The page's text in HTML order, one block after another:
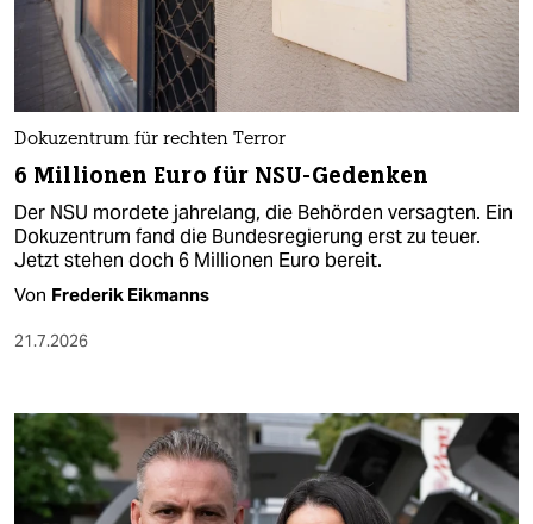
Dokuzentrum für rechten Terror
6 Millionen Euro für NSU-Gedenken
Der NSU mordete jahrelang, die Behörden versagten. Ein
Dokuzentrum fand die Bundesregierung erst zu teuer.
Jetzt stehen doch 6 Millionen Euro bereit.
Von Frederik Eikmanns
21.7.2026